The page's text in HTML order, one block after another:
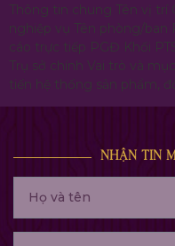
Thông tin chung Tên vị trí
nghiệp vụ Tên phòng/ban
cáo trực tiếp PGĐ Khối
Trụ sở chính Vai trò và
tiến hệ thống sản phẩm,
NHẬN TIN